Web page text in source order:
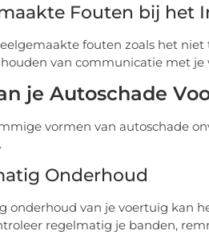
Fouten bij het
fouten zoals het
van communicatie met je
je Autoschade
vormen van autoschade
Onderhoud
onderhoud van je voertuig kan
regelmatig je banden,